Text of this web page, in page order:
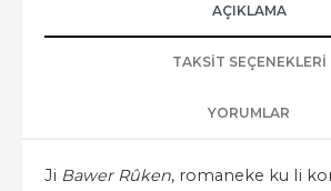
AÇIKLAMA
TAKSIT SEÇENEKLERI
YORUMLAR
Ji Bawer Rûken, romaneke ku li